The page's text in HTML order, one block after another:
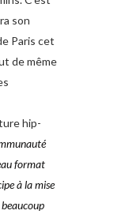
son
Paris cet
de même
hip-
format
à la mise
beaucoup